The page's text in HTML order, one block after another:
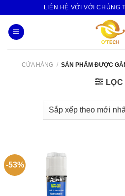
content
LIÊN HỆ VỚI VỚI CHÚNG
CỬA HÀNG / SẢN PHẨM ĐƯỢC
LỌC
-53%